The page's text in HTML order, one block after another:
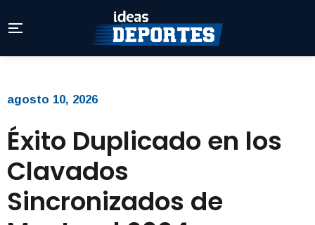
agosto 10, 2026
Éxito Duplicado en los
Clavados
Sincronizados de